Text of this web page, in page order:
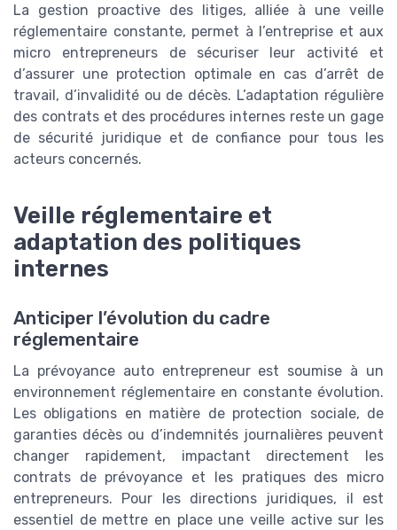
La gestion proactive des litiges, alliée à une veille
réglementaire constante, permet à l’entreprise et aux
micro entrepreneurs de sécuriser leur activité et
d’assurer une protection optimale en cas d’arrêt de
travail, d’invalidité ou de décès. L’adaptation régulière
des contrats et des procédures internes reste un gage
de sécurité juridique et de confiance pour tous les
acteurs concernés.
Veille réglementaire et
adaptation des politiques
internes
Anticiper l’évolution du cadre
réglementaire
La prévoyance auto entrepreneur est soumise à un
environnement réglementaire en constante évolution.
Les obligations en matière de protection sociale, de
garanties décès ou d’indemnités journalières peuvent
changer rapidement, impactant directement les
contrats de prévoyance et les pratiques des micro
entrepreneurs. Pour les directions juridiques, il est
essentiel de mettre en place une veille active sur les